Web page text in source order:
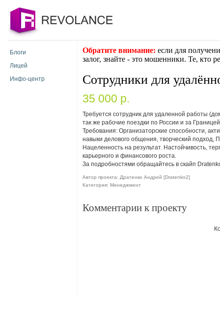
Блоги
Лицей
Инфо-центр
Обратите внимание: если для
залог, знайте - это мошенники. Те, кто
Сотрудники для
35 000 p.
Требуется сотрудник для удаленной работы
так же рабочие поездки по России и за
Требования: Организаторские способности,
навыки делового общения, творческий подход,
Нацеленность на результат. Настойчивость,
карьерного и финансового роста.
За подробностями обращайтесь в скайп
Автор проекта: Дратенко Андрей [Dratenko2]
Категория: Менеджмент
Комментарии к проекту